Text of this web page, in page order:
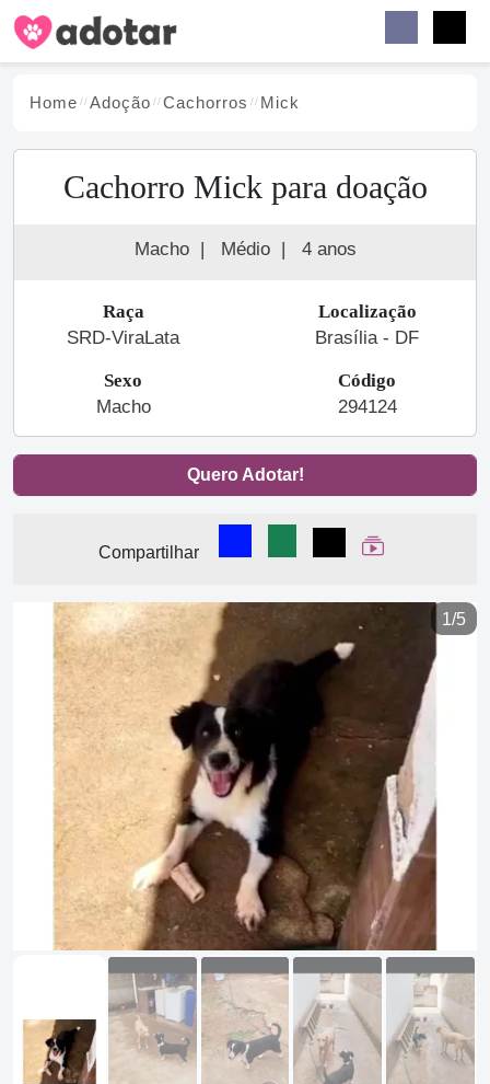
Home Adoção Cachorros Mick
Cachorro Mick para doação
Macho | Médio | 4 anos
Raça
SRD-ViraLata
Localização
Brasília - DF
Sexo
Macho
Código
294124
Quero Adotar!
Compartilhar
Compartilhar no Facebook
Compartilhar no
Compartilhar
Ver Web Story
1/5
Previous